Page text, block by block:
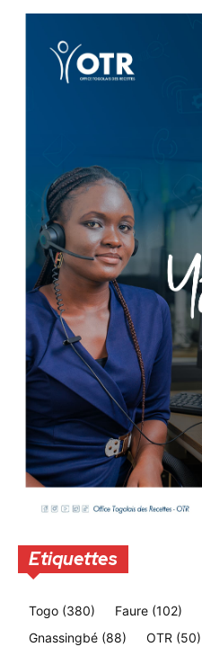
Etiquettes
Togo (380) Faure (102)
Gnassingbé (88) OTR (50)